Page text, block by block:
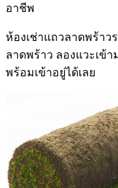
อาชีพ
ห้องเช่าแถวลาดพร้าว
ลาดพร้าว ลองแวะเข้
พร้อมเข้าอยู่ได้เลย